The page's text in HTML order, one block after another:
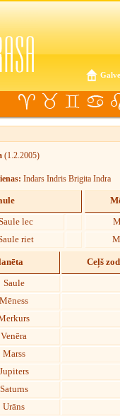
(1.2.2005)
Indars Indris Brigita Indra
lec
riet
Ceļš
Saule
Mēness
Venēra
Marss
Jupiters
Saturns
Urāns